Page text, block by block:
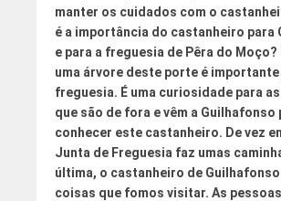
manter os cuidados com o
é a importância do castanheiro para
e para a freguesia de Pêra do Moço?
uma árvore deste porte é importante
freguesia. É uma curiosidade para
que são de fora e vêm a Guilhafonso
conhecer este castanheiro. De vez
Junta de Freguesia faz umas
última, o castanheiro de
coisas que fomos visitar. As